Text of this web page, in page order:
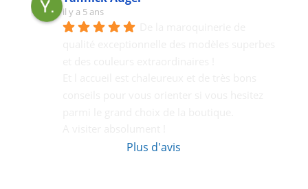
il y a 5 ans
Plus d'avis